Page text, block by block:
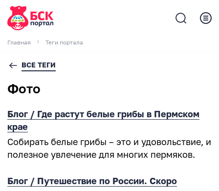
Главная Теги портала
ВСЕ ТЕГИ
Фото
Блог / Где растут белые грибы в Пермском
крае
Собирать белые грибы – это и удовольствие, и
полезное увлечение для многих пермяков.
Блог / Путешествие по России. Скоро